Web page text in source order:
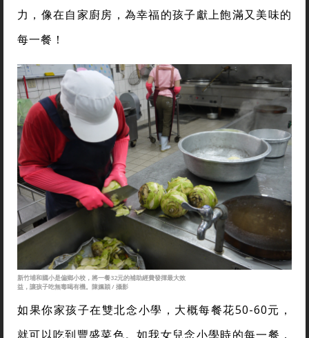
力，像在自家廚房，為幸福的孩子獻上飽滿又美味的
每一餐！
新竹埔和國小是偏鄉小校，將一餐32元的補助經費發揮最大效
益，讓孩子吃無毒喝有機。陳姵穎 / 攝影
如果你家孩子在雙北念小學，大概每餐花50-60元，
就可以吃到豐盛菜色。如我女兒念小學時的每一餐，